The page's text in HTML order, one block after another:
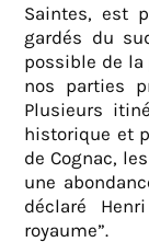
Saintes, est
gardés du
possible de la
nos parties
Plusieurs
historique et
de Cognac,
une
déclaré
royaume”.